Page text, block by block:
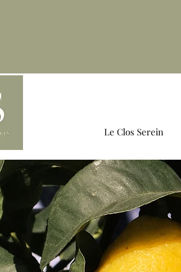
Le Clos Serein